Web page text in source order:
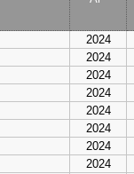
2024
2024
2024
2024
2024
2024
2024
2024